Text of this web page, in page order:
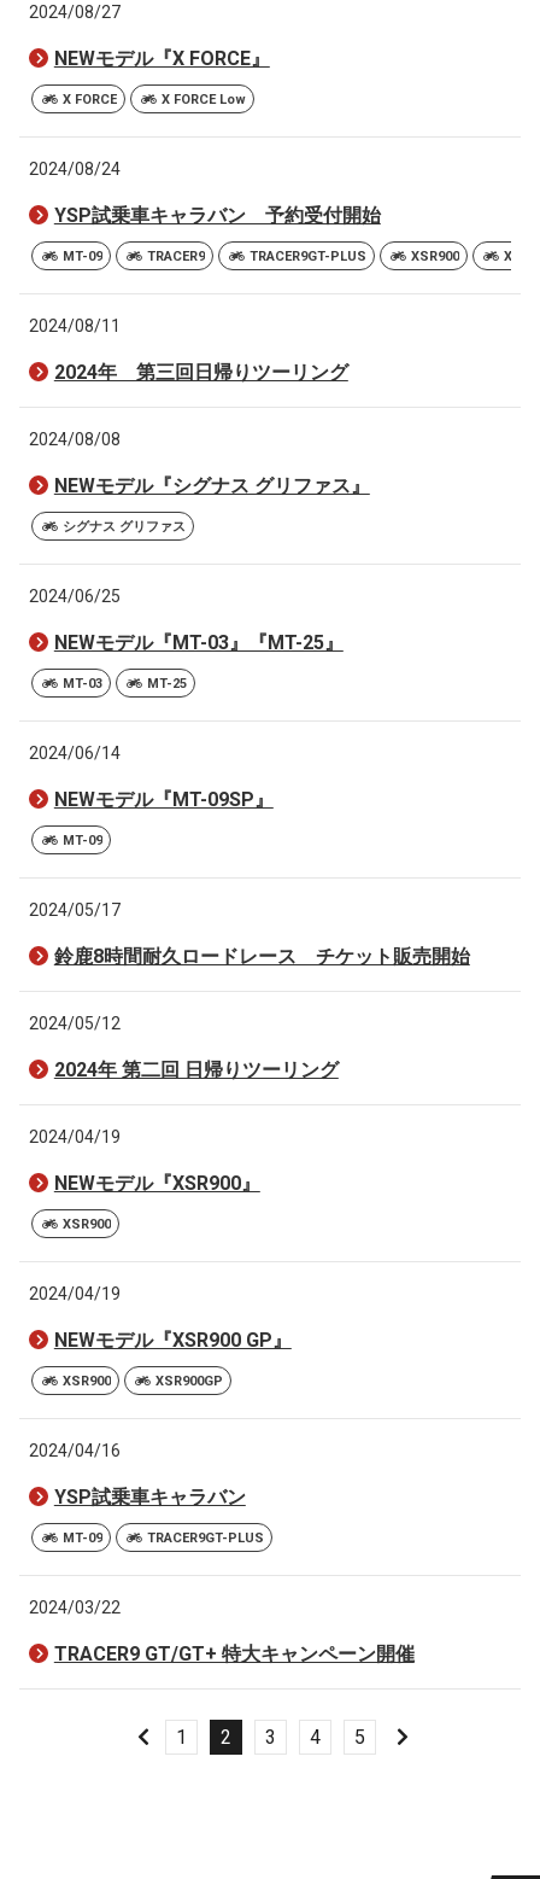
2024/08/27
NEWモデル『X FORCE』
X FORCE X FORCE Low
2024/08/24
YSP試乗車キャラバン 予約受付開始
MT-09 TRACER9 TRACER9GT-PLUS XSR900
2024/08/11
2024年 第三回日帰りツーリング
2024/08/08
NEWモデル『シグナス グリファス』
シグナス グリファス
2024/06/25
NEWモデル『MT-03』『MT-25』
MT-03 MT-25
2024/06/14
NEWモデル『MT-09SP』
MT-09
2024/05/17
鈴鹿8時間耐久ロードレース チケット販売開始
2024/05/12
2024年 第二回 日帰りツーリング
2024/04/19
NEWモデル『XSR900』
XSR900
2024/04/19
NEWモデル『XSR900 GP』
XSR900 XSR900GP
2024/04/16
YSP試乗車キャラバン
MT-09 TRACER9GT-PLUS
2024/03/22
TRACER9 GT/GT+ 特大キャンペーン開催
1 2 3 4 5